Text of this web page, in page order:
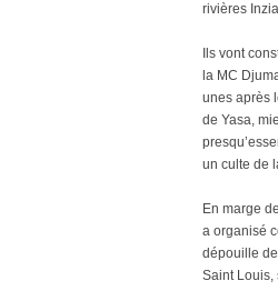
rivières
Ils vont
la MC
unes après
de Yasa,
un culte de
En marge
a organisé
dépouille
Saint Louis,